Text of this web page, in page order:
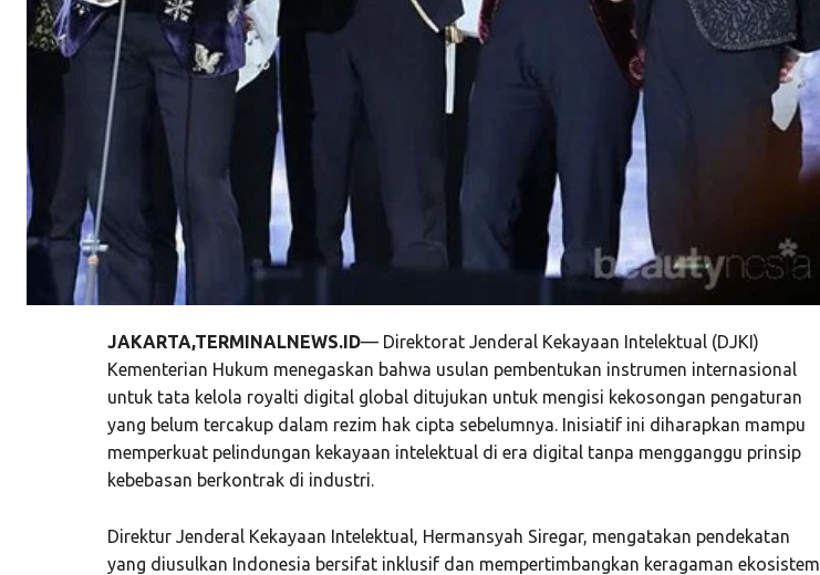
JAKARTA,TERMINALNEWS.ID— Direktorat Jenderal Kekayaan Intelektual (DJKI)
Kementerian Hukum menegaskan bahwa usulan pembentukan instrumen internasional
untuk tata kelola royalti digital global ditujukan untuk mengisi kekosongan pengaturan
yang belum tercakup dalam rezim hak cipta sebelumnya. Inisiatif ini diharapkan mampu
memperkuat pelindungan kekayaan intelektual di era digital tanpa mengganggu prinsip
kebebasan berkontrak di industri.
Direktur Jenderal Kekayaan Intelektual, Hermansyah Siregar, mengatakan pendekatan
yang diusulkan Indonesia bersifat inklusif dan mempertimbangkan keragaman ekosistem